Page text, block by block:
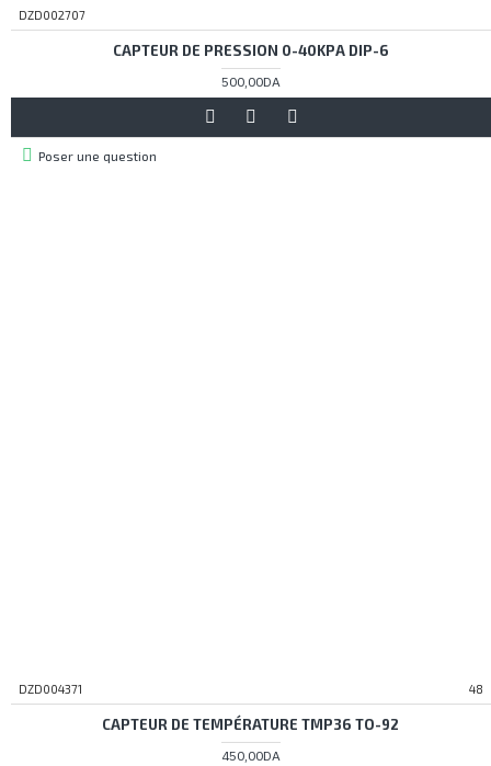
DZD002707
CAPTEUR DE PRESSION 0-40KPA DIP-6
500,00DA
Poser une question
DZD004371 48
CAPTEUR DE TEMPÉRATURE TMP36 TO-92
450,00DA